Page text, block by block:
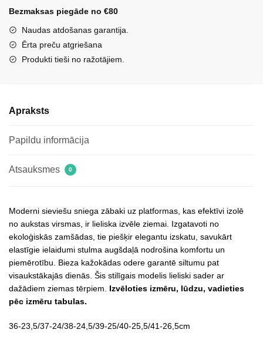
ielaidumu
haki
krāsā
Kiora
Bezmaksas piegāde no €80
Naudas atdošanas garantija.
Ērta preču atgriešana
Produkti tieši no ražotājiem.
Apraksts
Papildu informācija
Atsauksmes 0
Moderni sieviešu sniega zābaki uz platformas, kas efektīvi izolē
no aukstas virsmas, ir lieliska izvēle ziemai. Izgatavoti no
ekoloģiskās zamšādas, tie piešķir elegantu izskatu, savukārt
elastīgie ielaidumi stulma augšdaļā nodrošina komfortu un
piemērotību. Bieza kažokādas odere garantē siltumu pat
visaukstākajās dienās. Šis stilīgais modelis lieliski sader ar
dažādiem ziemas tērpiem. Izvēloties izmēru, lūdzu, vadieties
pēc izmēru tabulas.
36-23,5/37-24/38-24,5/39-25/40-25,5/41-26,5cm